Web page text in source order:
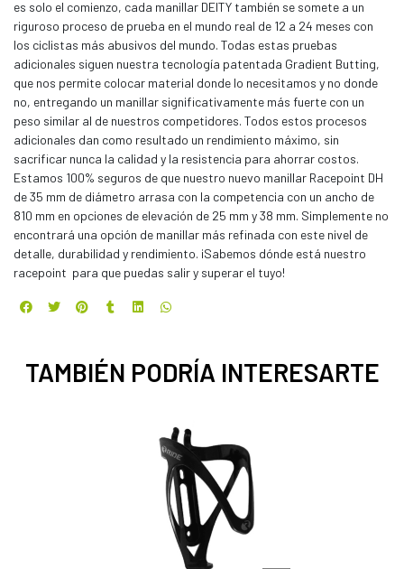
es solo el comienzo, cada manillar DEITY también se somete a un
riguroso proceso de prueba en el mundo real de 12 a 24 meses con
los ciclistas más abusivos del mundo. Todas estas pruebas
adicionales siguen nuestra tecnología patentada Gradient Butting,
que nos permite colocar material donde lo necesitamos y no donde
no, entregando un manillar significativamente más fuerte con un
peso similar al de nuestros competidores. Todos estos procesos
adicionales dan como resultado un rendimiento máximo, sin
sacrificar nunca la calidad y la resistencia para ahorrar costos.
Estamos 100% seguros de que nuestro nuevo manillar Racepoint DH
de 35 mm de diámetro arrasa con la competencia con un ancho de
810 mm en opciones de elevación de 25 mm y 38 mm. Simplemente no
encontrará una opción de manillar más refinada con este nivel de
detalle, durabilidad y rendimiento. ¡Sabemos dónde está nuestro
racepoint para que puedas salir y superar el tuyo!
TAMBIÉN PODRÍA INTERESARTE